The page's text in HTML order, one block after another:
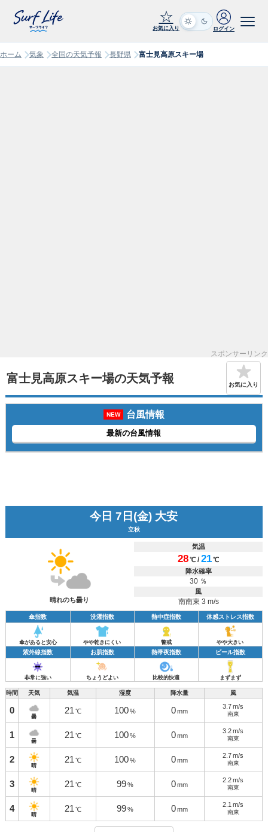
☆
お気に入り ログイン
ホーム 気象 全国の天気予報 長野県 富士見高原スキー場
スポンサーリンク
富士見高原スキー場の天気予報 お気に入り
NEW 台風情報
最新の台風情報
今日 7日(金) 大安
立秋
晴れのち曇り
気温
28℃ /21℃
降水確率
30 ％
風
南南東 3 m/s
傘指数 洗濯指数 熱中症指数 体感ストレス指数
傘があると安心 やや乾きにくい 警戒 やや大きい
紫外線指数 お肌指数 熱帯夜指数 ビール指数
非常に強い ちょうどよい 比較的快適 まずまず
時間 天気 気温 湿度 降水量 風
0
曇
21 ℃ 100 % 0mm
3.7 m/s
南東
1
曇
21 ℃ 100 % 0mm
3.2 m/s
南東
2
晴
21 ℃ 100 % 0mm
2.7 m/s
南東
3
晴
21 ℃ 99 % 0mm
2.2 m/s
南東
4
晴
21 ℃ 99 % 0mm
2.1 m/s
南東